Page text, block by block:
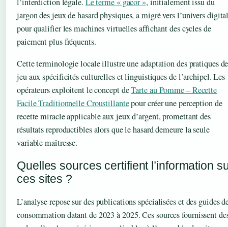
jargon des jeux de hasard physiques, a migré vers l’univers
pour qualifier les machines virtuelles affichant des cycles de
paiement plus fréquents.
Cette terminologie locale illustre une adaptation des pratiques de
jeu aux spécificités culturelles et linguistiques de l’archipel. Les
opérateurs exploitent le concept deTarte au Pomme – Recette
Facile Traditionnelle Croustillantepour créer une perception de
recette miracle applicable aux jeux d’argent, promettant des
résultats reproductibles alors que le hasard demeure la seule
variable maîtresse.
Quelles sources certifient l’information
ces sites ?
L’analyse repose sur des publications spécialisées et des guides
consommation datant de 2023 à 2025. Ces sources fournissent